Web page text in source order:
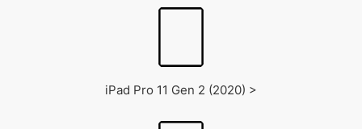
iPad Pro 11 Gen 2 (2020) >